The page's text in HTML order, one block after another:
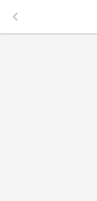
keyboard_arrow_left